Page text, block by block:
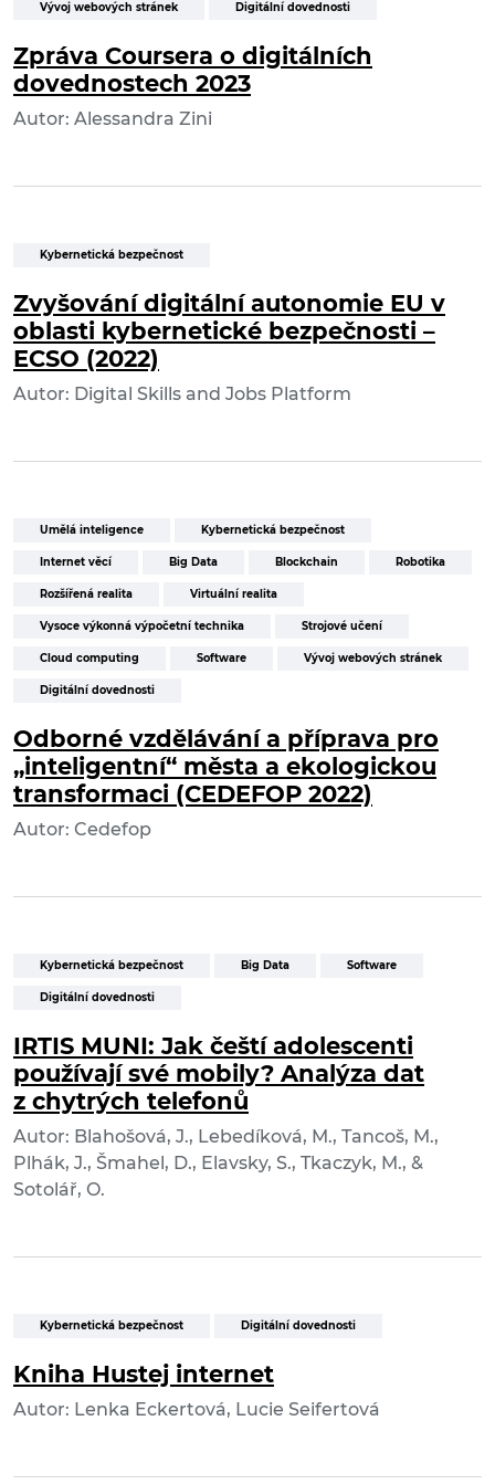
Vývoj webových stránek Digitální dovednosti
Zpráva Coursera o digitálních
dovednostech 2023
Autor: Alessandra Zini
Kybernetická bezpečnost
Zvyšování digitální autonomie EU v
oblasti kybernetické bezpečnosti –
ECSO (2022)
Autor: Digital Skills and Jobs Platform
Umělá inteligence Kybernetická bezpečnost
Internet věcí Big Data Blockchain Robotika
Rozšířená realita Virtuální realita
Vysoce výkonná výpočetní technika Strojové učení
Cloud computing Software Vývoj webových stránek
Digitální dovednosti
Odborné vzdělávání a příprava pro
„inteligentní“ města a ekologickou
transformaci (CEDEFOP 2022)
Autor: Cedefop
Kybernetická bezpečnost Big Data Software
Digitální dovednosti
IRTIS MUNI: Jak čeští adolescenti
používají své mobily? Analýza dat
z chytrých telefonů
Autor: Blahošová, J., Lebedíková, M., Tancoš, M.,
Plhák, J., Šmahel, D., Elavsky, S., Tkaczyk, M., &
Sotolář, O.
Kybernetická bezpečnost Digitální dovednosti
Kniha Hustej internet
Autor: Lenka Eckertová, Lucie Seifertová